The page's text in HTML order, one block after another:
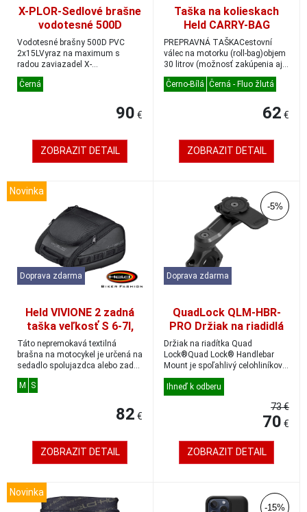
X-PLOR-Sedlové brašne
vodotesné 500D
PVC15L
Vodotesné brašny 500D PVC
2x15LVyraz na maximum s
radou zaviazadel X-
PLOR!Dokonalý parťák na každú
c...
Černá
90 €
ZOBRAZIT DETAIL
Taška na kolieskach
Held CARRY-BAG
čierna/biela 30L odolná
voči poveternostným
vplyvom
PREPRAVNÁ TAŠKACestovní
válec na motorku (roll-bag)objem
30 litrov (možnosť zakúpenia aj
60 litrov)n...
Černo-Bílá Černá - Fluo žlutá
62 €
ZOBRAZIT DETAIL
Novinka
Doprava zdarma
Held VIVIONE 2 zadná
taška veľkosť S 6-7l,
popruhový systém
Táto nepremokavá textilná
brašna na motocykel je určená na
sedadlo spolujazdca alebo zadný
nosič.VIV...
M
S
82 €
ZOBRAZIT DETAIL
-5%
Doprava zdarma
QuadLock QLM-HBR-
PRO Držiak na riadidlá
motocykla PRO
Držiak na riadítka Quad
Lock®Quad Lock® Handlebar
Mount je spoľahlivý celohliníkový
držiak n...
Ihneď k odberu
73 €
70 €
ZOBRAZIT DETAIL
Novinka
-15%